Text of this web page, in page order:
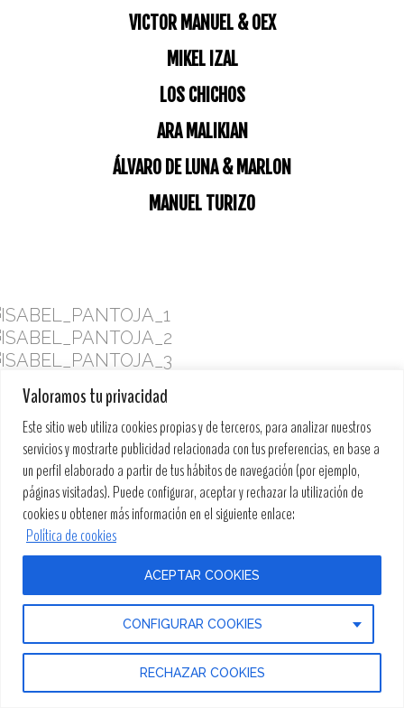
Valoramos tu privacidad
Este sitio web utiliza cookies propias y de terceros, para analizar nuestros
servicios y mostrarte publicidad relacionada con tus preferencias, en base a
un perfil elaborado a partir de tus hábitos de navegación (por ejemplo,
páginas visitadas). Puede configurar, aceptar y rechazar la utilización de
cookies u obtener más información en el siguiente enlace:
Política de cookies
CONFIGURAR COOKIES
RECHAZAR COOKIES
ACEPTAR COOKIES
VICTOR MANUEL & OEX
MIKEL IZAL
LOS CHICHOS
ARA MALIKIAN
ÁLVARO DE LUNA & MARLON
MANUEL TURIZO